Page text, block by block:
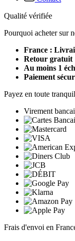
Qualité vérifiée
Pourquoi acheter sur
France :
Retour gratuit
Au moins 1
Paiement
Payez en toute
Virement
Frais d'envoi en